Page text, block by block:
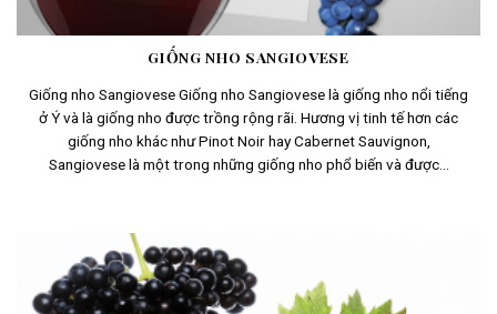
GIỐNG NHO SANGIOVESE
Giống nho Sangiovese Giống nho Sangiovese là giống nho nổi tiếng
ở Ý và là giống nho được trồng rộng rãi. Hương vị tinh tế hơn các
giống nho khác như Pinot Noir hay Cabernet Sauvignon,
Sangiovese là một trong những giống nho phổ biến và được...